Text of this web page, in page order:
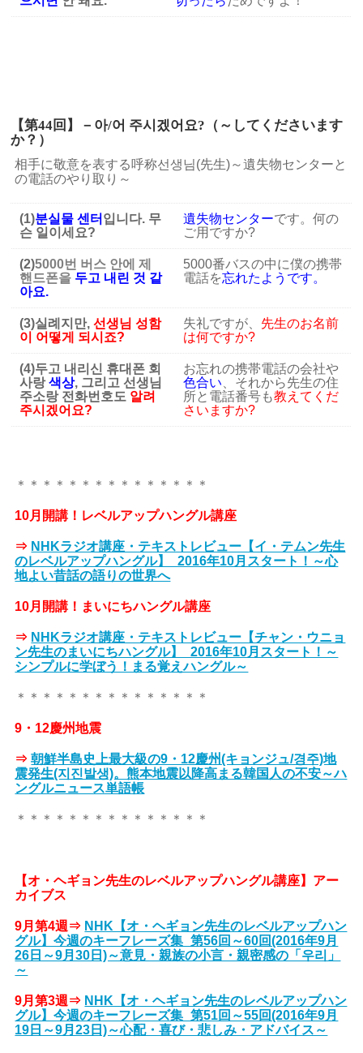
【第44回】－아/어 주시겠어요?（～してくださいます
か？ ）
相手に敬意を表する呼称선생님(先生)～遺失物センターと
の電話のやり取り～
(1)분실물 센터 입니다. 무
슨 일이세요?
遺失物センターです。何の
ご用ですか?
(2)5000번 버스 안에 제
핸드폰을 두고 내린 것 같
아요.
5000番バスの中に僕の携帯
電話を忘れたようです。
(3)실례지만,선생님 성함
이 어떻게 되시죠?
失礼ですが、 先生のお名前
は何ですか?
(4)두고 내리신 휴대폰 회
사랑색상, 그리고 선생님
주소랑 전화번호도 알려
주시겠어요?
お忘れの携帯電話の会社や
色合い 、それから先生の住
所と電話番号も教えてくだ
さいますか?
＊＊＊＊＊＊＊＊＊＊＊＊＊＊＊
10月開講！レベルアップハングル講座
⇒ NHKラジオ講座・テキストレビュー【イ・テムン先生
のレベルアップハングル】_2016年10月スタート！～心
地よい昔話の語りの世界へ
10月開講！まいにちハングル講座
⇒ NHKラジオ講座・テキストレビュー【チャン・ウニョ
ン先生のまいにちハングル】_2016年10月スタート！～
シンプルに学ぼう！まる覚えハングル～
＊＊＊＊＊＊＊＊＊＊＊＊＊＊＊
9・12慶州地震
⇒ 朝鮮半島史上最大級の9・12慶州(キョンジュ/경주)地
震発生(지진발생)。熊本地震以降高まる韓国人の不安～ハ
ングルニュース単語帳
＊＊＊＊＊＊＊＊＊＊＊＊＊＊＊
【オ・ヘギョン先生のレベルアップハングル講座】アー
カイブス
9月第4週⇒ NHK【オ・ヘギョン先生のレベルアップハン
グル】今週のキーフレーズ集_第56回～60回(2016年9月
26日～9月30日)～意見・親族の小言・親密感の「우리」
～
9月第3週⇒ NHK【オ・ヘギョン先生のレベルアップハン
グル】今週のキーフレーズ集_第51回～55回(2016年9月
19日～9月23日)～心配・喜び・悲しみ・アドバイス～